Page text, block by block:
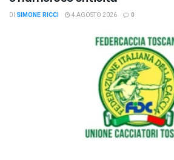
DI SIMONE RICCI 4 AGOSTO 2026 0